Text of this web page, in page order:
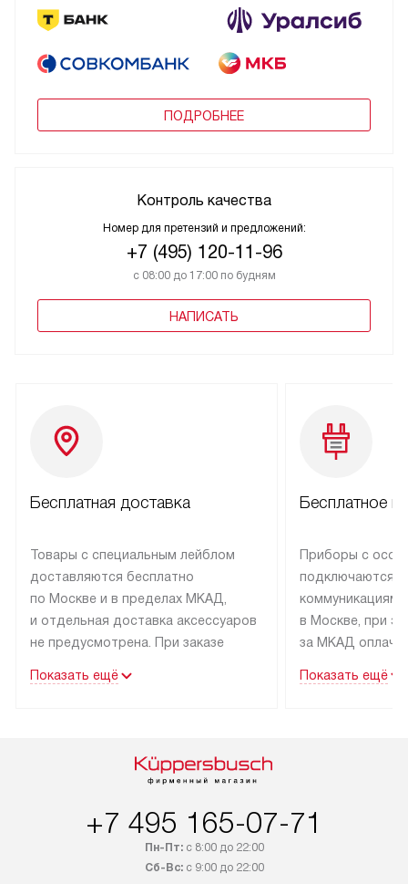
ПОДРОБНЕЕ
Контроль качества
Номер для претензий и предложений:
+7 (495) 120-11-96
с 08:00 до 17:00 по будням
НАПИСАТЬ
Бесплатная доставка
Товары с специальным лейблом
доставляются бесплатно
по Москве и в пределах МКАД,
и отдельная доставка аксессуаров
не предусмотрена. При заказе
рекомендуем обсудить
быть отправлены покупателю
интересен товар «Под заказ»,
приобретения с менеджером сайта.
Показать ещё
Бесплатное
Приборы с
подключаются к
коммуникациям
в Москве, при
за МКАД
партнера
по монтажу
Показать ещё
+7 495 165-07-71
Пн-Пт:с 8:00 до 22:00
Сб-Вс:с 9:00 до 22:00